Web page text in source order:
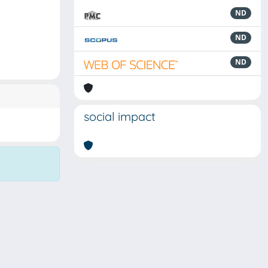
ND
ND
ND
social impact